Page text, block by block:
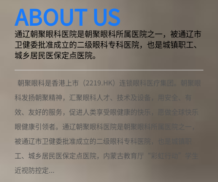
ABOUT US
通辽朝聚眼科医院是朝聚眼科所属医院之一，被通辽市
卫健委批准成立的二级眼科专科医院，也是城镇职工、
城乡居民医保定点医院。
朝聚眼科是香港上市（2219.HK）连锁眼科医疗集团。朝聚眼
科发扬朝聚精神，汇聚眼科人才、技术及设备，用安全、有
效、友好的服务，促进人类享受眼健康的快乐，愿做全球快乐
眼健康引领者。通辽朝聚眼科医院是朝聚眼科所属医院之一，
被通辽市卫健委批准成立的二级眼科专科医院，也是城镇职
工、城乡居民医保定点医院，内蒙古教育厅“彩虹行动”学生
近视防控定...